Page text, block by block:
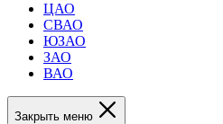
ЦАО
СВАО
ЮЗАО
ЗАО
ВАО
Закрыть меню